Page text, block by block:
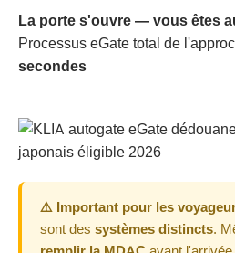
La porte s'ouvre — vous êtes
Processus eGate total de
secondes
⚠️ Important pour les
sont des systèmes distincts.